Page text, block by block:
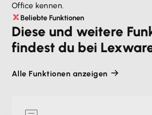
Office kennen.
Beliebte Funktionen
Diese und weitere
findest du bei
Alle Funktionen anzeigen